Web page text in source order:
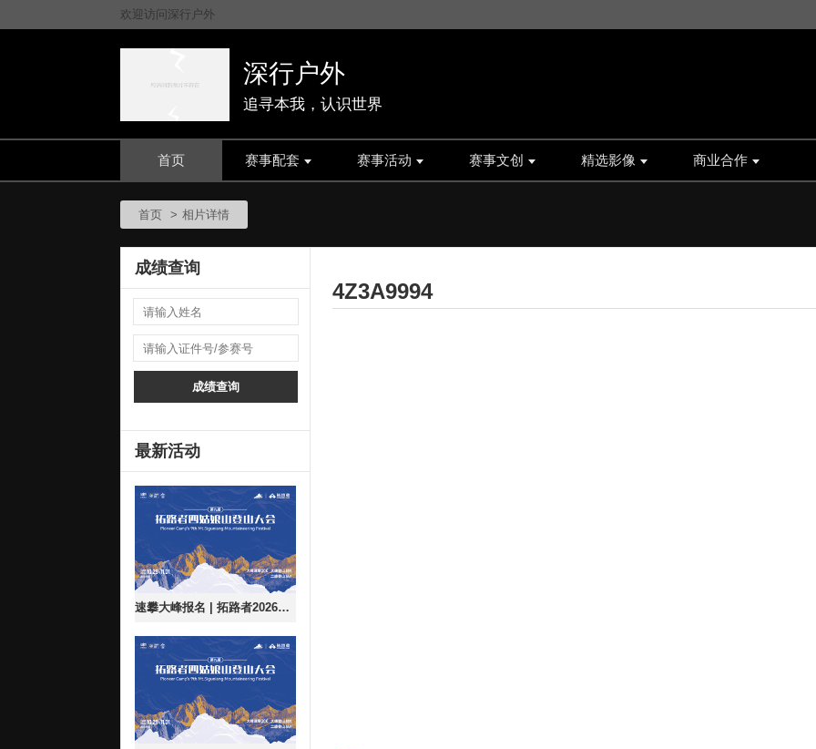
欢迎访问深行户外
深行户外
追寻本我，认识世界
首页 赛事配套 赛事活动 赛事文创 精选影像 商业合作
首页 相片详情
成绩查询
成绩查询
最新活动
速攀大峰报名 | 拓路者2026第九届四姑娘山登山大会
4Z3A9994